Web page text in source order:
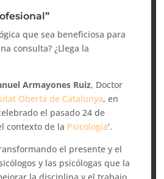
que sea beneficiosa para
consulta? ¿Llega la
Armayones Ruiz, Doctor
Oberta de Catalunya, en
el pasado 24 de
contexto de la Psicología’.
el presente y el
y las psicólogas que la
la disciplina y el trabajo